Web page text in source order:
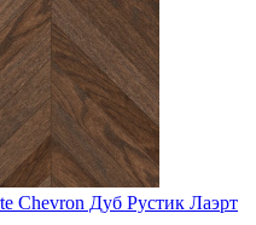
Chevron Дуб Рустик Лаэрт